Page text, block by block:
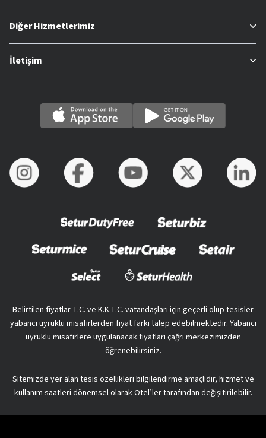
Diğer Hizmetlerimiz
İletişim
Belirtilen fiyatlar T.C. ve K.K.T.C. vatandaşları için geçerli olup tesisler
yabancı uyruklu misafirlerden fiyat farkı talep edebilmektedir. Yabancı
uyruklu misafirlere uygulanacak fiyatları çağrı merkezimizden
öğrenebilirsiniz.
Sitemizde yer alan tesis özellikleri bilgilendirme amaçlıdır, hizmet ve
kullanım saatleri dönemsel olarak Otel’ler tarafından değişitirilebilir.